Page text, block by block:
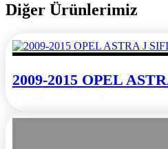
Diğer Ürünlerimiz
2009-2015 OPEL